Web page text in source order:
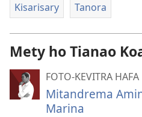
Kisarisary Tanora
Mety ho Tianao
FOTO-KEVITRA HAFA
Mitandrema
Marina